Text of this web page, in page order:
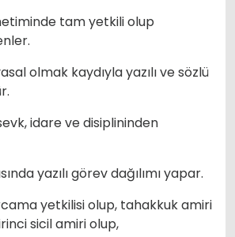
tam yetkili olup
olmak kaydıyla yazılı ve sözlü
idare ve disiplininden
yazılı görev dağılımı yapar.
yetkilisi olup, tahakkuk amiri
sicil amiri olup,